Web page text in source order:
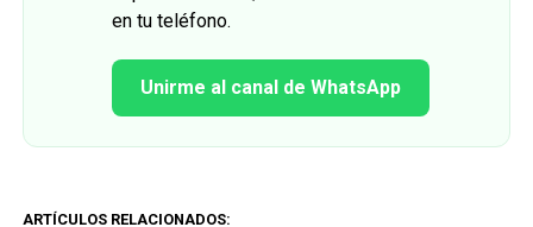
en tu teléfono.
Unirme al canal de WhatsApp
ARTÍCULOS RELACIONADOS: